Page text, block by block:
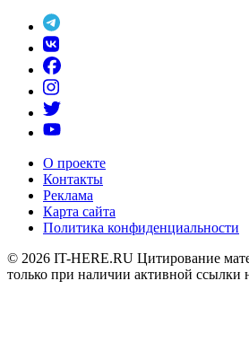
О проекте
Контакты
Реклама
Карта сайта
Политика конфиденциальности
© 2026 IT-HERE.RU Цитирование
только при наличии активной ссылки